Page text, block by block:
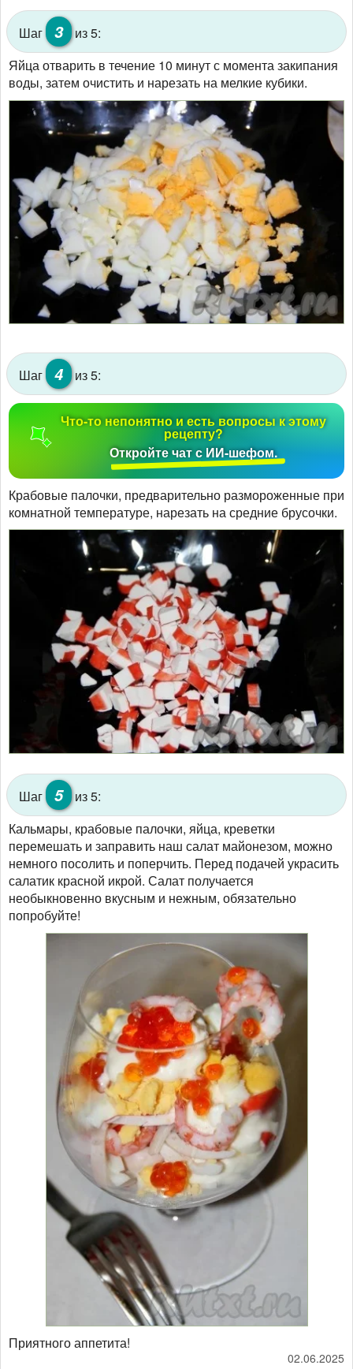
Шаг 3
из 5:
Яйца отварить в течение 10 минут с момента закипания
воды, затем очистить и нарезать на мелкие кубики.
Шаг 4 из 5:
Что-то непонятно и есть вопросы к этому
рецепту?
Откройте чат с ИИ-шефом.
Крабовые палочки, предварительно размороженные при
комнатной температуре, нарезать на средние брусочки.
Шаг 5
из 5:
Кальмары, крабовые палочки, яйца, креветки
перемешать и заправить наш салат майонезом, можно
немного посолить и поперчить. Перед подачей украсить
салатик красной икрой. Салат получается
необыкновенно вкусным и нежным, обязательно
попробуйте!
Приятного аппетита!
02.06.2025